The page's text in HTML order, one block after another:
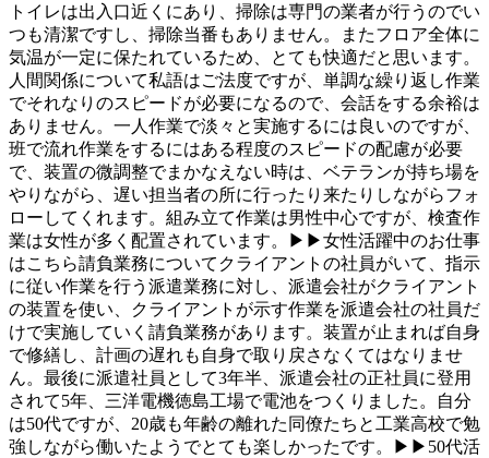
トイレは出入口近くにあり、掃除は専門の業者が行うのでい
つも清潔ですし、掃除当番もありません。またフロア全体に
気温が一定に保たれているため、とても快適だと思います。
人間関係について私語はご法度ですが、単調な繰り返し作業
でそれなりのスピードが必要になるので、会話をする余裕は
ありません。一人作業で淡々と実施するには良いのですが、
班で流れ作業をするにはある程度のスピードの配慮が必要
で、装置の微調整でまかなえない時は、ベテランが持ち場を
やりながら、遅い担当者の所に行ったり来たりしながらフォ
ローしてくれます。組み立て作業は男性中心ですが、検査作
業は女性が多く配置されています。▶▶女性活躍中のお仕事
はこちら請負業務についてクライアントの社員がいて、指示
に従い作業を行う派遣業務に対し、派遣会社がクライアント
の装置を使い、クライアントが示す作業を派遣会社の社員だ
けで実施していく請負業務があります。装置が止まれば自身
で修繕し、計画の遅れも自身で取り戻さなくてはなりませ
ん。最後に派遣社員として3年半、派遣会社の正社員に登用
されて5年、三洋電機徳島工場で電池をつくりました。自分
は50代ですが、20歳も年齢の離れた同僚たちと工業高校で勉
強しながら働いたようでとても楽しかったです。▶▶50代活